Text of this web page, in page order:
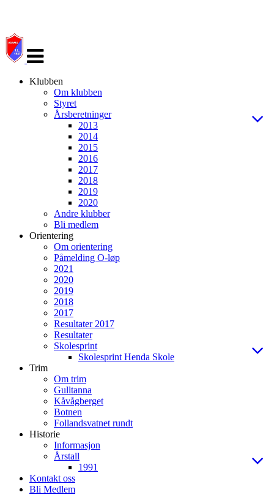
navigasjon
Klubben
Om klubben
Styret
Årsberetninger
2013
2014
2015
2016
2017
2018
2019
2020
Andre klubber
Bli medlem
Orientering
Om orientering
Påmelding O-løp
2021
2020
2019
2018
2017
Resultater 2017
Resultater
Skolesprint
Skolesprint Henda Skole
Trim
Om trim
Gulltanna
Kåvågberget
Botnen
Follandsvatnet rundt
Historie
Informasjon
Årstall
1991
Kontakt oss
Bli Medlem